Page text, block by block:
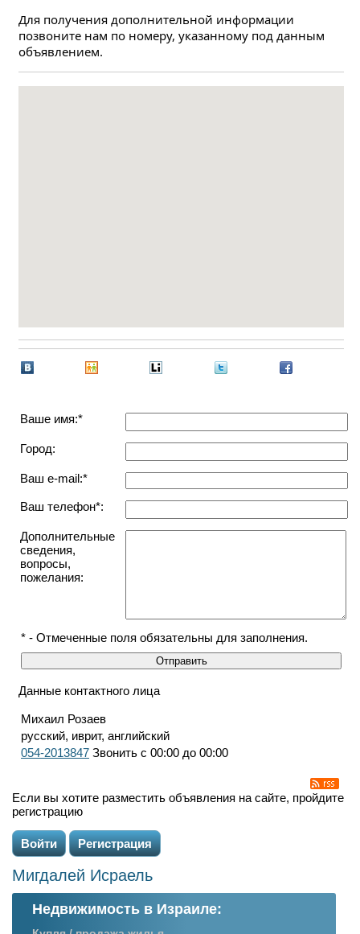
Для получения дополнительной информации
позвоните нам по номеру, указанному под данным
объявлением.
Ваше имя:*
Город:
Ваш e-mail:*
Ваш телефон*:
Дополнительные
сведения,
вопросы,
пожелания:
* - Отмеченные поля обязательны для заполнения.
Данные контактного лица
Михаил Розаев
русский, иврит, английский
054-2013847 Звонить с 00:00 до 00:00
Если вы хотите разместить объявления на сайте, пройдите
регистрацию
Войти Регистрация
Мигдалей Исраель
Недвижимость в Израиле: